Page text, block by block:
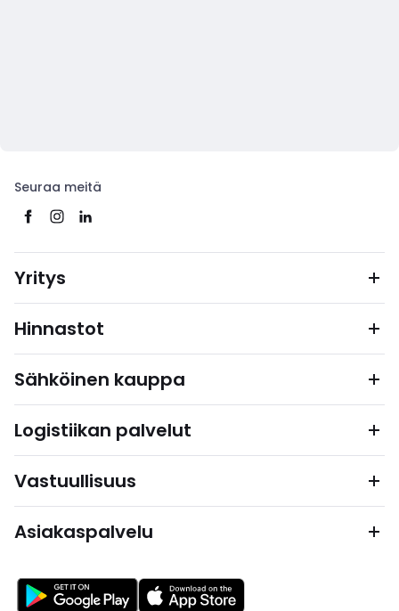
Seuraa meitä
Yritys
Hinnastot
Sähköinen kauppa
Logistiikan palvelut
Vastuullisuus
Asiakaspalvelu